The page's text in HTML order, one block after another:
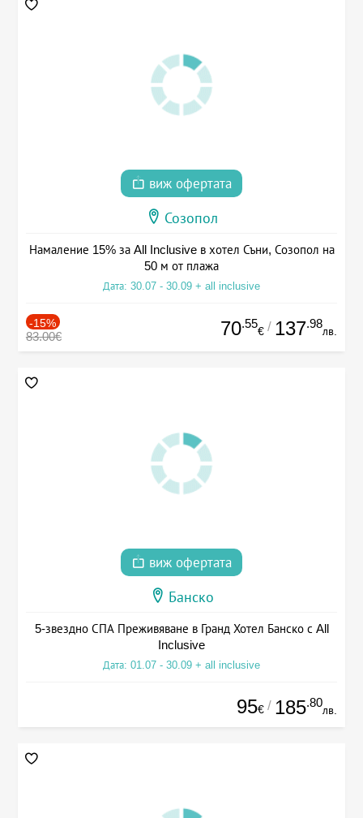
виж офертата
Созопол
Намаление 15% за All Inclusive в хотел Съни, Созопол на
50 м от плажа
Дата: 30.07 - 30.09 + all inclusive
-15%
83.00€ 70.55
€ / 137.98
лв.
виж офертата
Банско
5-звездно СПА Преживяване в Гранд Хотел Банско с All
Inclusive
Дата: 01.07 - 30.09 + all inclusive
95€ / 185.80
лв.